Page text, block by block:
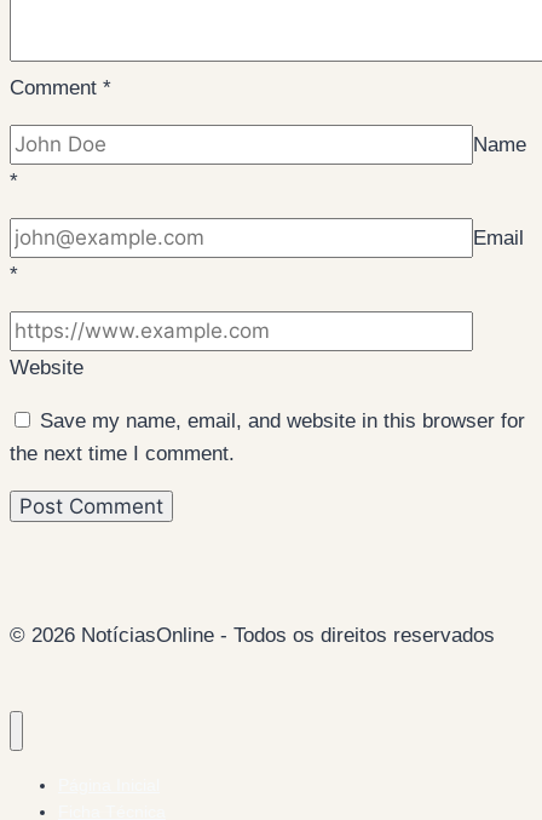
Comment *
Name
*
Email
*
Website
Save my name, email, and website in this browser for
the next time I comment.
© 2026 NotíciasOnline - Todos os direitos reservados